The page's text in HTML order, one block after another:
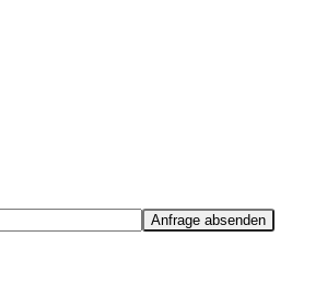
Anfrage absenden